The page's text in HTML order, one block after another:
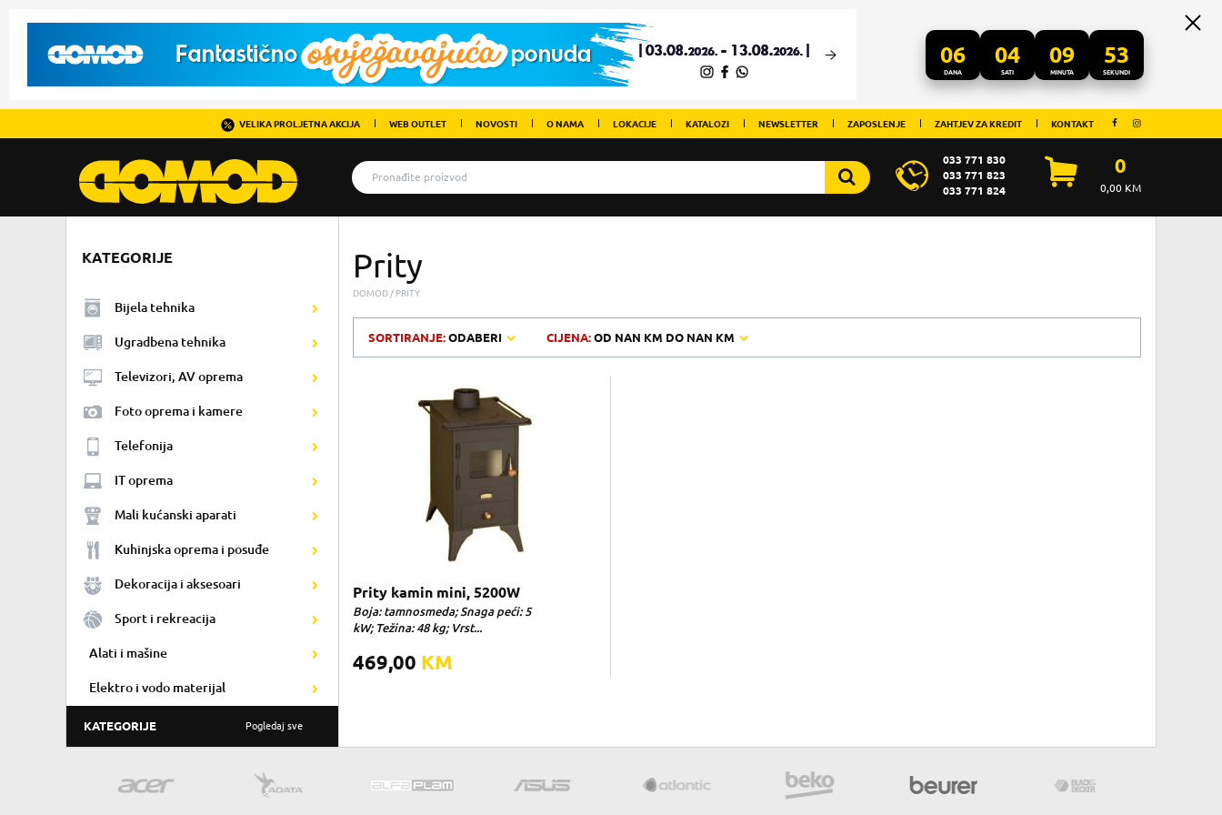
06
DANA
04
SATI
09
MINUTA
53
SEKUNDI
VELIKA PROLJETNA AKCIJA WEB OUTLET NOVOSTI O NAMA LOKACIJE KATALOZI NEWSLETTER ZAPOSLENJE ZAHTJEV ZA KREDIT KONTAKT
033 771 830
033 771 823
033 771 824
0
0,00KM
KATEGORIJE
Bijela tehnika
Ugradbena tehnika
Televizori, AV oprema
Foto oprema i kamere
Telefonija
IT oprema
Mali kućanski aparati
Kuhinjska oprema i posuđe
Dekoracija i aksesoari
Sport i rekreacija
Alati i mašine
Elektro i vodo materijal
KATEGORIJE Pogledaj sve
Prity
DOMOD PRITY
SORTIRANJE:ODABERI CIJENA:OD NAN KM DO NAN KM
Prity kamin mini, 5200W
Boja: tamnosmeda; Snaga peći: 5
kW; Težina: 48 kg; Vrst...
469,00 KM